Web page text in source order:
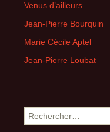
Venus d’ailleurs
Jean-Pierre Bourquin
Marie Cécile Aptel
Jean-Pierre Loubat
Rechercher :